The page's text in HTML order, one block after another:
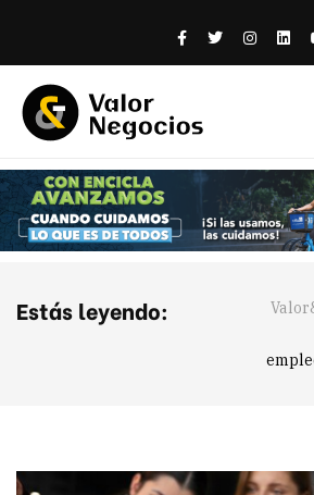
Estás leyendo: